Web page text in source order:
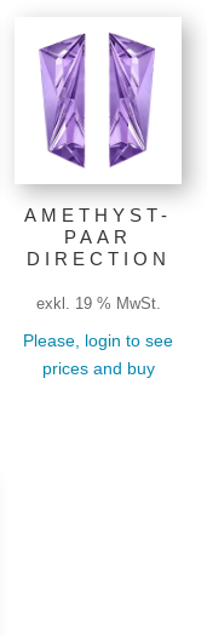
AMETHYST-
PAAR
DIRECTION
exkl. 19 % MwSt.
Please, login to see
prices and buy